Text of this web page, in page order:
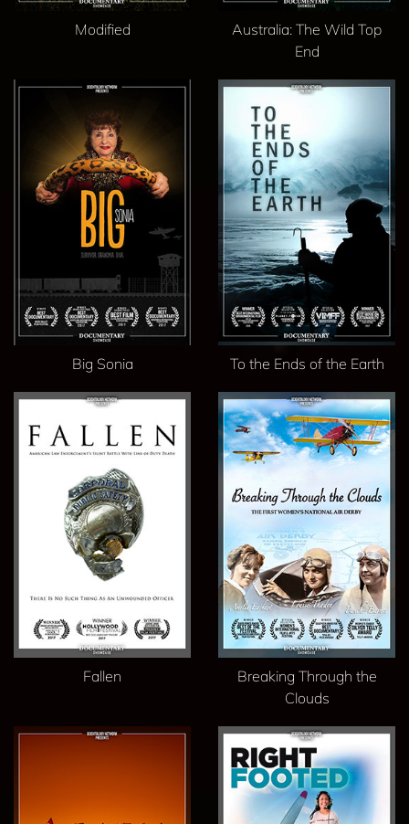
Modified
Australia: The Wild Top
End
Big Sonia To the Ends of the Earth
Fallen
Breaking Through the
Clouds